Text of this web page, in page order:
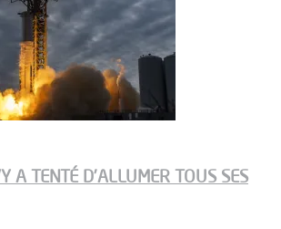
A TENTÉ D’ALLUMER TOUS SES